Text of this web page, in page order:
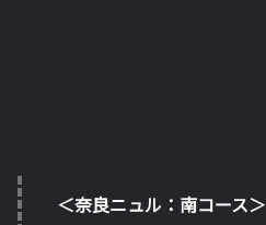
＜奈良ニュル：南コース＞